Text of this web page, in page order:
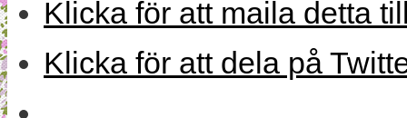
Klicka för att maila detta
Klicka för att dela på